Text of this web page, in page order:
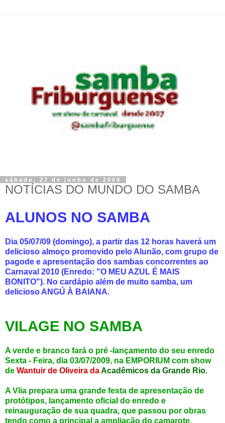
sábado, 27 de junho de 2009
NOTÍCIAS DO MUNDO DO SAMBA
ALUNOS NO SAMBA
Dia 05/07/09 (domingo), a partir das 12 horas haverá um
delicioso almoço promovido pelo Alunão, com grupo de
pagode e apresentação dos sambas concorrentes ao
Carnaval 2010 (Enredo: "O MEU AZUL É MAIS
BONITO"). No cardápio além de muito samba, um
delicioso ANGÚ À BAIANA.
VILAGE NO SAMBA
A verde e branco fará o pré -lançamento do seu enredo
Sexta - Feira, dia 03/07/2009, na EMPORIUM com show
de Wantuir de Oliveira daAcadêmicos da Grande Rio.
A Vlia prepara uma grande festa de apresentação de
protótipos, lançamento oficial do enredo e
reinauguração de sua quadra, que passou por obras
tendo como a principal a ampliação do camarote.